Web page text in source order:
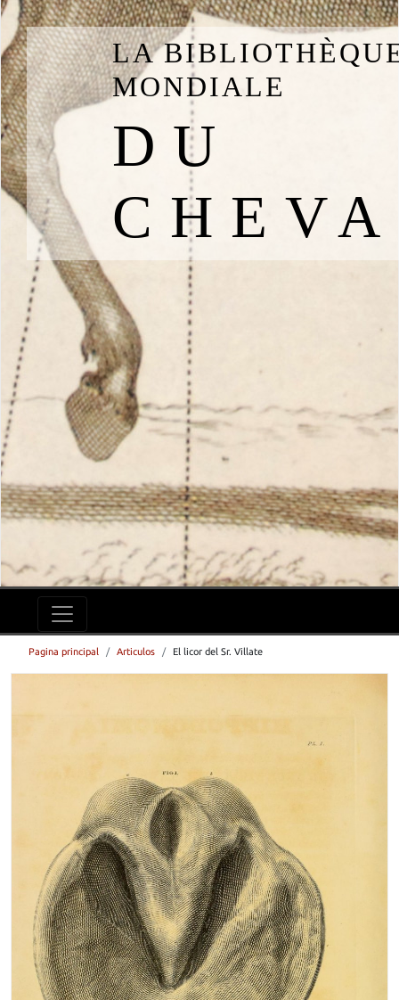
Pagina principal Articulos El licor del Sr. Villate
LA
MONDIALE
DU